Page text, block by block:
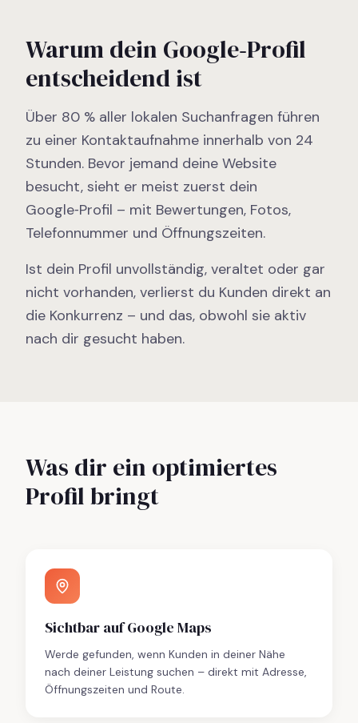
Warum dein Google‑Profil
entscheidend ist
Über 80 % aller lokalen Suchanfragen führen
zu einer Kontaktaufnahme innerhalb von 24
Stunden. Bevor jemand deine Website
besucht, sieht er meist zuerst dein
Google‑Profil – mit Bewertungen, Fotos,
Telefonnummer und Öffnungszeiten.
Ist dein Profil unvollständig, veraltet oder gar
nicht vorhanden, verlierst du Kunden direkt an
die Konkurrenz – und das, obwohl sie aktiv
nach dir gesucht haben.
Was dir ein optimiertes
Profil bringt
Sichtbar auf Google Maps
Werde gefunden, wenn Kunden in deiner Nähe
nach deiner Leistung suchen – direkt mit Adresse,
Öffnungszeiten und Route.